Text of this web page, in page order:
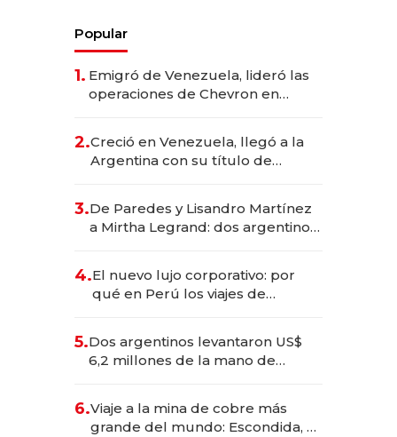
Popular
1. Emigró de Venezuela, lideró las
operaciones de Chevron en
2.Creció en Venezuela, llegó a la
Argentina con su título de
las marcas "fast premium"
3.De Paredes y Lisandro Martínez
a Mirtha Legrand: dos argentinos
4.El nuevo lujo corporativo: por
qué en Perú los viajes de
para convertirse en experiencias
transformadoras
5.Dos argentinos levantaron US$
6,2 millones de la mano de
6.Viaje a la mina de cobre más
grande del mundo: Escondida, el